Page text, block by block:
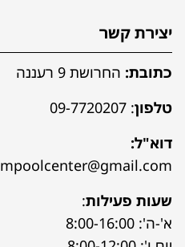
יצירת קשר
כתובת: החרושת 9 רעננה
טלפון:
09-7720207
דוא"ל:
mpoolcenter@gmail.com
שעות פעילות:
א'-ה': 8:00-16:00